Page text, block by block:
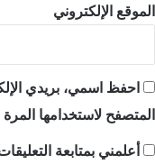
الموقع الإلكتروني
احفظ اسمي، بريدي
المتصفح لاستخدامها
أعلمني بمتابعة